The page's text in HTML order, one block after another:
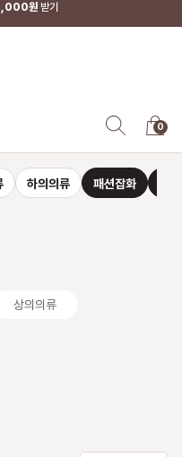
원받기
0
하의의류 패션잡화
상의의류